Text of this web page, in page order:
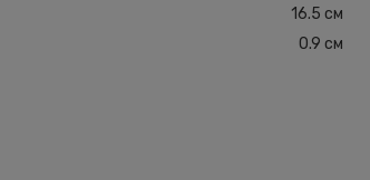
16.5 см
0.9 см